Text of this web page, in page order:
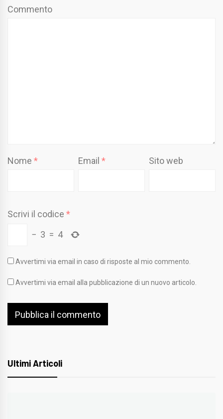
Commento
Nome * Email* Sito web
Scrivi il codice *
− 3 = 4
Avvertimi via email in caso di risposte al mio commento.
Avvertimi via email alla pubblicazione di un nuovo articolo.
Ultimi Articoli